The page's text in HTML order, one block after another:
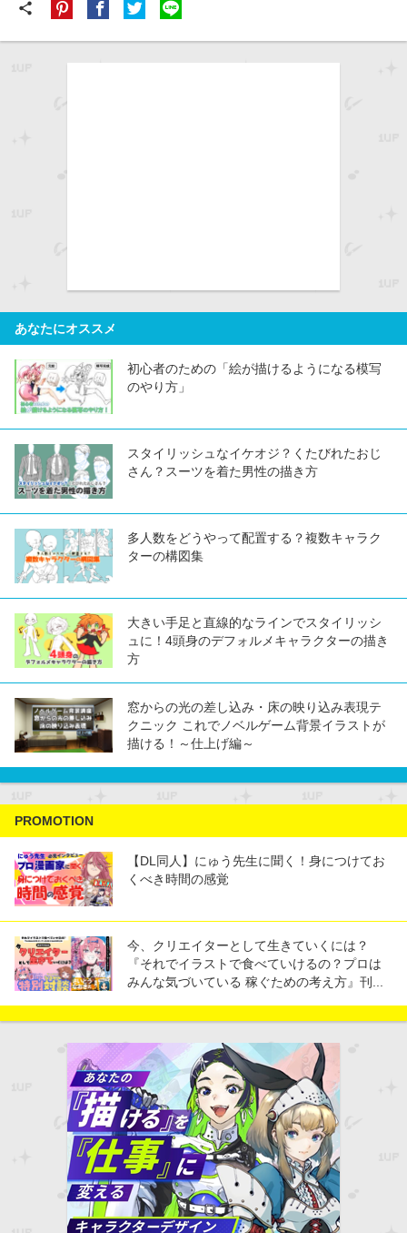
share
あなたにオススメ
初心者のための「絵が描けるようになる模写
のやり方」
スタイリッシュなイケオジ？くたびれたおじ
さん？スーツを着た男性の描き方
多人数をどうやって配置する？複数キャラク
ターの構図集
大きい手足と直線的なラインでスタイリッシ
ュに！4頭身のデフォルメキャラクターの描き
方
窓からの光の差し込み・床の映り込み表現テ
クニック これでノベルゲーム背景イラストが
描ける！～仕上げ編～
PROMOTION
【DL同人】にゅう先生に聞く！身につけてお
くべき時間の感覚
今、クリエイターとして生きていくには？
『それでイラストで食べていけるの？プロは
みんな気づいている 稼ぐための考え方』刊...